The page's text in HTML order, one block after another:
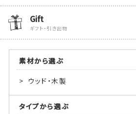
Gift
ギフト・引き出物
素材から選ぶ
ウッド・木製
タイプから選ぶ